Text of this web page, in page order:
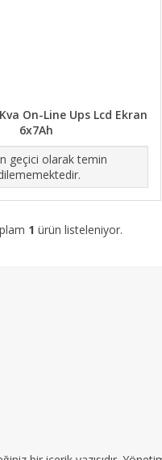
On-Line Ups Lcd Ekran
6x7Ah
geçici olarak temin
1 ürün listeleniyor.